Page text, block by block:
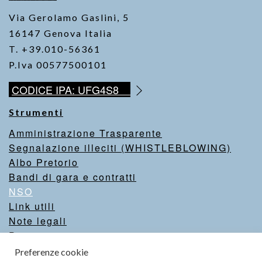
Via Gerolamo Gaslini, 5
16147 Genova Italia
T. +39.010-56361
P.Iva 00577500101
CODICE IPA: UFG4S8
Strumenti
Amministrazione Trasparente
Segnalazione illeciti (WHISTLEBLOWING)
Albo Pretorio
Bandi di gara e contratti
NSO
Link utili
Note legali
Privacy
Intranet
Preferenze cookie